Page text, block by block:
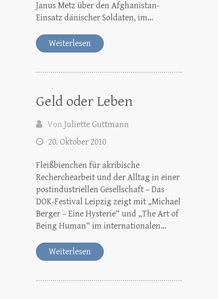
Janus Metz über den Afghanistan-
Einsatz dänischer Soldaten, im…
Weiterlesen
Geld oder Leben
Von Juliette Guttmann
20. Oktober 2010
Fleißbienchen für akribische
Recherchearbeit und der Alltag in einer
postindustriellen Gesellschaft – Das
DOK-Festival Leipzig zeigt mit „Michael
Berger – Eine Hysterie“ und „The Art of
Being Human“ im internationalen…
Weiterlesen